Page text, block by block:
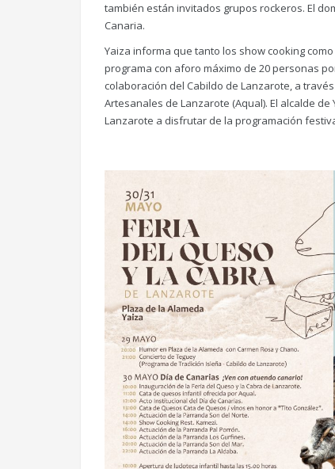
también están invitados grupos rockeros. El
Canaria.
Yaiza informa que tanto los show cooking
programa con aforo máximo de 20 personas
colaboración del Cabildo de Lanzarote, a
Artesanales de Lanzarote (Aqual). El alcalde
Lanzarote a disfrutar de la programación